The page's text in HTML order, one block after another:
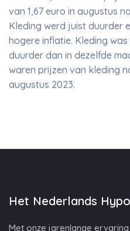
van 1,67 euro in augustus
Kleding werd juist duurder
hogere inflatie. Kleding
duurder dan in dezelfde
waren prijzen van kleding
augustus 2023.
Het Nederlands
Met onze jarenlange